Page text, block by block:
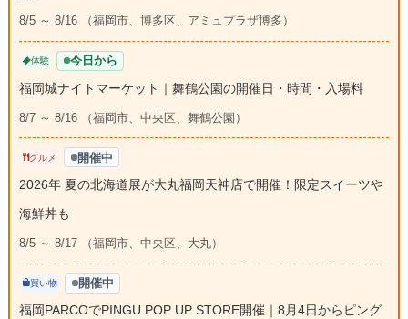
8/5 ～ 8/16 （福岡市、博多区、アミュプラザ博多）
体験 今日から
福岡城ナイトマーケット｜舞鶴公園の開催日・時間・入場料
8/7 ～ 8/16 （福岡市、中央区、舞鶴公園）
グルメ 開催中
2026年 夏の北海道展が大丸福岡天神店で開催！限定スイーツや
海鮮丼も
8/5 ～ 8/17 （福岡市、中央区、大丸）
買い物 開催中
福岡PARCOでPINGU POP UP STORE開催｜8月4日からピング